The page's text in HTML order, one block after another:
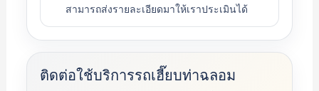
สามารถส่งรายละเอียดมาให้เราประเมินได้
ติดต่อใช้บริการรถเฮี๊ยบท่าฉลอม